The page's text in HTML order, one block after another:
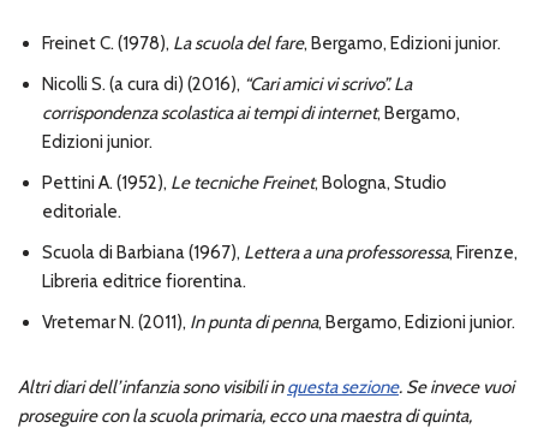
Freinet C. (1978), La scuola del fare, Bergamo, Edizioni junior.
Nicolli S. (a cura di) (2016), “Cari amici vi scrivo”. La
corrispondenza scolastica ai tempi di internet, Bergamo,
Edizioni junior.
Pettini A. (1952), Le tecniche Freinet, Bologna, Studio
editoriale.
Scuola di Barbiana (1967), Lettera a una professoressa, Firenze,
Libreria editrice fiorentina.
Vretemar N. (2011), In punta di penna, Bergamo, Edizioni junior.
Altri diari dell’infanzia sono visibili inquesta sezione. Se invece vuoi
proseguire con la scuola primaria, ecco una maestra di quinta,